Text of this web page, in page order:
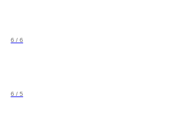
6 / 6
5 / 6